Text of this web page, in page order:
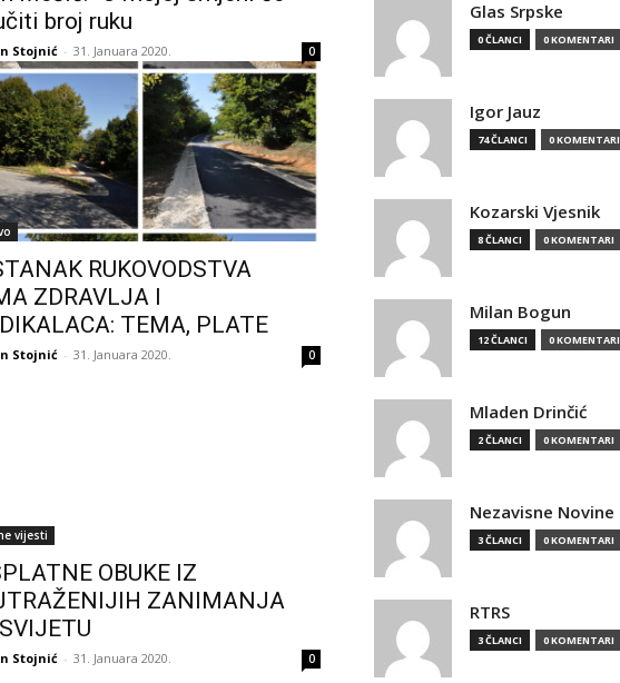
broj ruku
Stojnić - 31. Januara 2020. 0
RUKOVODSTVA
ZDRAVLJA I
TEMA, PLATE
Stojnić - 31. Januara 2020. 0
vijesti
OBUKE IZ
ZANIMANJA
Stojnić - 31. Januara 2020. 0
Glas Srpske
0 ČLANCI 0 KOMENTARI
Igor Jauz
74 ČLANCI 0 KOMENTARI
Kozarski Vjesnik
8 ČLANCI 0 KOMENTARI
Milan Bogun
12 ČLANCI 0 KOMENTARI
Mladen Drinčić
2 ČLANCI 0 KOMENTARI
Nezavisne Novine
3 ČLANCI 0 KOMENTARI
RTRS
3 ČLANCI 0 KOMENTARI